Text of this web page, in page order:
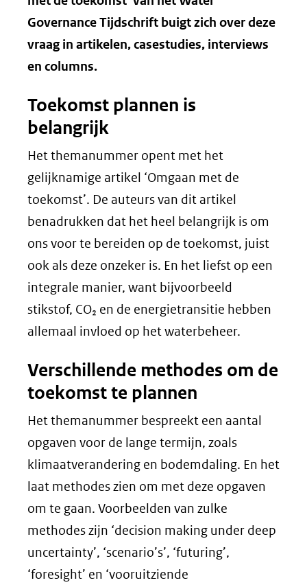
Governance Tijdschrift buigt zich over deze
vraag in artikelen, casestudies, interviews
en columns.
Toekomst plannen is
belangrijk
Het themanummer opent met het
gelijknamige artikel ‘Omgaan met de
toekomst’. De auteurs van dit artikel
benadrukken dat het heel belangrijk is om
ons voor te bereiden op de toekomst, juist
ook als deze onzeker is. En het liefst op een
integrale manier, want bijvoorbeeld
stikstof, CO₂ en de energietransitie hebben
allemaal invloed op het waterbeheer.
Verschillende methodes om de
toekomst te plannen
Het themanummer bespreekt een aantal
opgaven voor de lange termijn, zoals
klimaatverandering en bodemdaling. En het
laat methodes zien om met deze opgaven
om te gaan. Voorbeelden van zulke
methodes zijn ‘decision making under deep
uncertainty’, ‘scenario’s’, ‘futuring’,
‘foresight’ en ‘vooruitziende